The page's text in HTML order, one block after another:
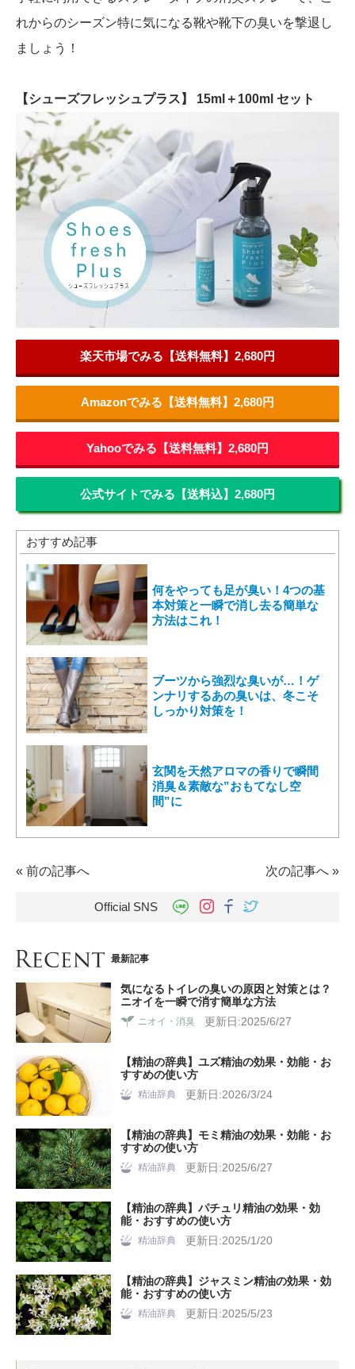
れからのシーズン特に気になる靴や靴下の臭いを撃退し
ましょう！
【シューズフレッシュプラス】 15ml＋100ml セット
楽天市場でみる【送料無料】2,680円
Amazonでみる【送料無料】2,680円
Yahooでみる【送料無料】2,680円
公式サイトでみる【送料込】2,680円
おすすめ記事
何をやっても足が臭い！4つの基
本対策と一瞬で消し去る簡単な
方法はこれ！
ブーツから強烈な臭いが…！ゲ
ンナリするあの臭いは、冬こそ
しっかり対策を！
玄関を天然アロマの香りで瞬間
消臭＆素敵な”おもてなし空
間”に
« 前の記事へ 次の記事へ »
Official SNS
最新記事
気になるトイレの臭いの原因と対策とは？
ニオイを一瞬で消す簡単な方法
ニオイ・消臭 更新日:2025/6/27
【精油の辞典】ユズ精油の効果・効能・お
すすめの使い方
精油辞典 更新日:2026/3/24
【精油の辞典】モミ精油の効果・効能・お
すすめの使い方
精油辞典 更新日:2025/6/27
【精油の辞典】パチュリ精油の効果・効
能・おすすめの使い方
精油辞典 更新日:2025/1/20
【精油の辞典】ジャスミン精油の効果・効
能・おすすめの使い方
精油辞典 更新日:2025/5/23